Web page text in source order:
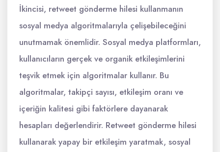
İkincisi, retweet gönderme hilesi kullanmanın
sosyal medya algoritmalarıyla çelişebileceğini
unutmamak önemlidir. Sosyal medya platformları,
kullanıcıların gerçek ve organik etkileşimlerini
teşvik etmek için algoritmalar kullanır. Bu
algoritmalar, takipçi sayısı, etkileşim oranı ve
içeriğin kalitesi gibi faktörlere dayanarak
hesapları değerlendirir. Retweet gönderme hilesi
kullanarak yapay bir etkileşim yaratmak, sosyal